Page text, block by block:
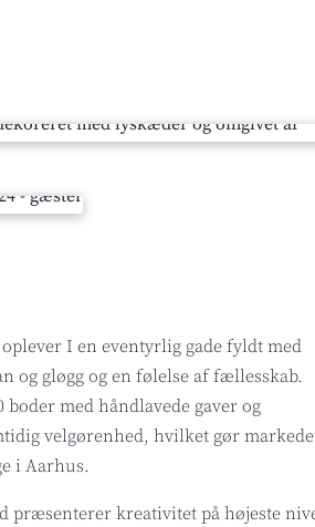
I en eventyrlig gade fyldt med
og gløgg og en følelse af fællesskab.
med håndlavede gaver og
velgørenhed, hvilket gør
i Aarhus.
præsenterer kreativitet på højeste